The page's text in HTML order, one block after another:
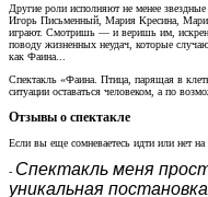
Другие роли исполняют не менее
Игорь Письменный, Мария Кресина,
играют. Смотришь — и веришь им,
поводу жизненных неудач, которые
как Фаина...
Спектакль «Фаина. Птица, парящая в
ситуации оставаться человеком, а по
Отзывы о спектакле
Если вы еще сомневаетесь идти или нет
- Спектакль меня
уникальная